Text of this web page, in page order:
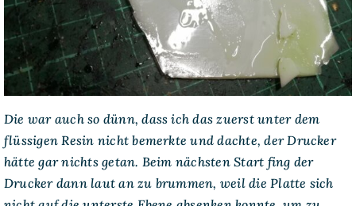
Die war auch so dünn, dass ich das zuerst unter dem
flüssigen Resin nicht bemerkte und dachte, der Drucker
hätte gar nichts getan. Beim nächsten Start fing der
Drucker dann laut an zu brummen, weil die Platte sich